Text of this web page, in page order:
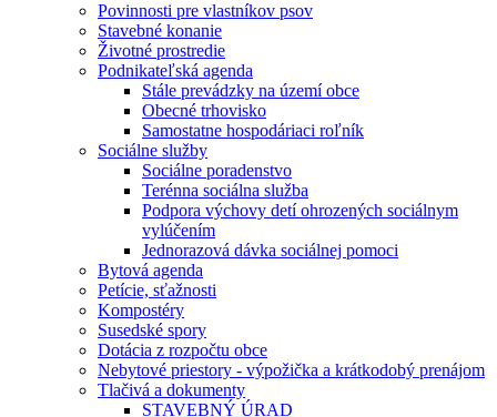
Povinnosti pre vlastníkov psov
Stavebné konanie
Životné prostredie
Podnikateľská agenda
Stále prevádzky na území obce
Obecné trhovisko
Samostatne hospodáriaci roľník
Sociálne služby
Sociálne poradenstvo
Terénna sociálna služba
Podpora výchovy detí ohrozených sociálnym
vylúčením
Jednorazová dávka sociálnej pomoci
Bytová agenda
Petície, sťažnosti
Kompostéry
Susedské spory
Dotácia z rozpočtu obce
Nebytové priestory - výpožička a krátkodobý prenájom
Tlačivá a dokumenty
STAVEBNÝ ÚRAD